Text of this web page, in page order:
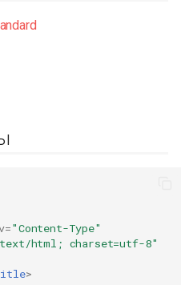
="Content-Type"
html; charset=utf-8"
>